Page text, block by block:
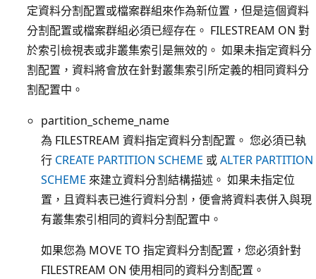
定資料分割配置或檔案群組來作為新位置，但是這個資料
分割配置或檔案群組必須已經存在。 FILESTREAM ON 對
於索引檢視表或非叢集索引是無效的。 如果未指定資料分
割配置，資料將會放在針對叢集索引所定義的相同資料分
割配置中。
partition_scheme_name
為 FILESTREAM 資料指定資料分割配置。 您必須已執
行 CREATE PARTITION SCHEME 或ALTER PARTITION
SCHEME 來建立資料分割結構描述。 如果未指定位
置，且資料表已進行資料分割，便會將資料表併入與現
有叢集索引相同的資料分割配置中。
如果您為 MOVE TO 指定資料分割配置，您必須針對
FILESTREAM ON 使用相同的資料分割配置。